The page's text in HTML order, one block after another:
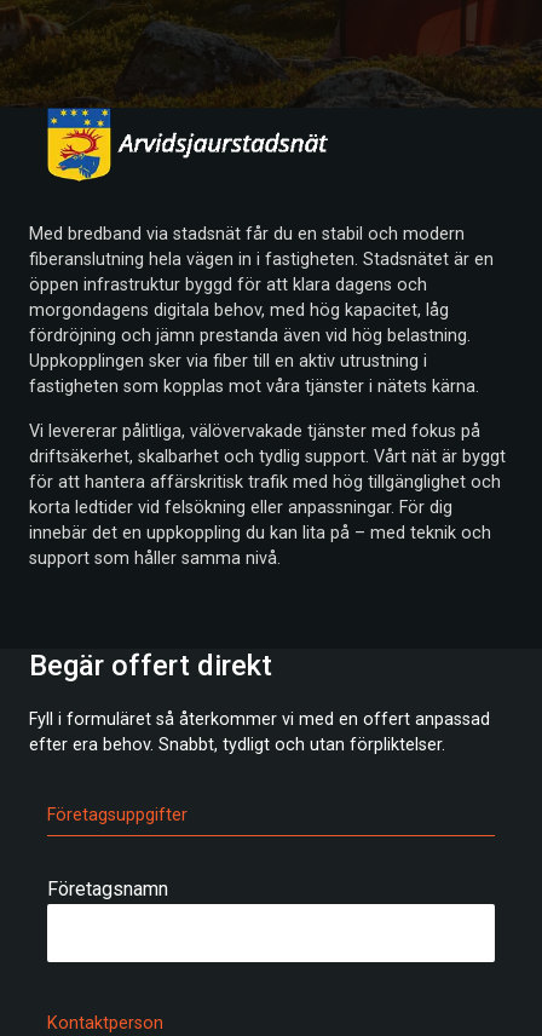
Med bredband via stadsnät får du en stabil och modern
fiberanslutning hela vägen in i fastigheten. Stadsnätet är en
öppen infrastruktur byggd för att klara dagens och
morgondagens digitala behov, med hög kapacitet, låg
fördröjning och jämn prestanda även vid hög belastning.
Uppkopplingen sker via fiber till en aktiv utrustning i
fastigheten som kopplas mot våra tjänster i nätets kärna.
Vi levererar pålitliga, välövervakade tjänster med fokus på
driftsäkerhet, skalbarhet och tydlig support. Vårt nät är byggt
för att hantera affärskritisk trafik med hög tillgänglighet och
korta ledtider vid felsökning eller anpassningar. För dig
innebär det en uppkoppling du kan lita på – med teknik och
support som håller samma nivå.
Begär offert direkt
Fyll i formuläret så återkommer vi med en offert anpassad
efter era behov. Snabbt, tydligt och utan förpliktelser.
Företagsuppgifter
Företagsnamn
Kontaktperson